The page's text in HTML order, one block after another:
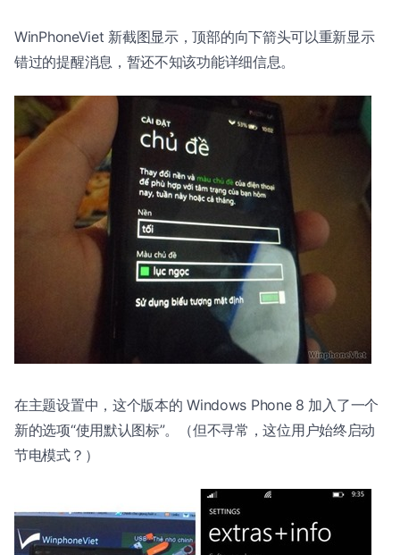
WinPhoneViet 新截图显示，顶部的向下箭头可以重新显示
错过的提醒消息，暂还不知该功能详细信息。
在主题设置中，这个版本的 Windows Phone 8 加入了一个
新的选项“使用默认图标”。（但不寻常，这位用户始终启动
节电模式？）